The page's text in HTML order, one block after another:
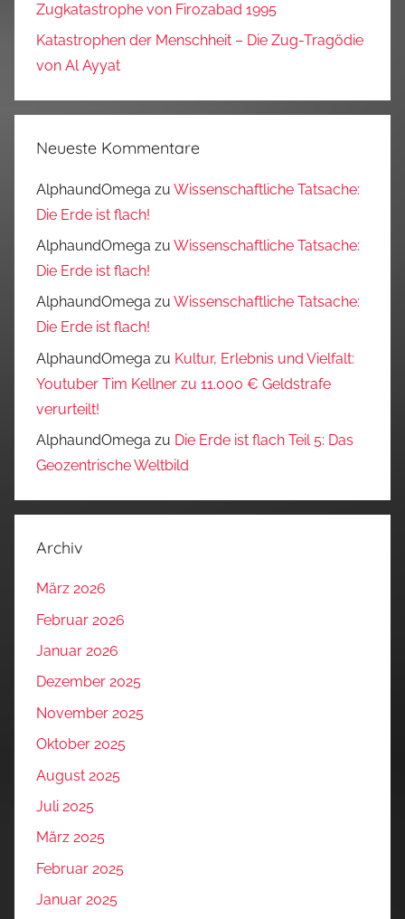
Zugkatastrophe von Firozabad 1995
Katastrophen der Menschheit – Die Zug-Tragödie
von Al Ayyat
Neueste Kommentare
AlphaundOmega zu Wissenschaftliche Tatsache:
Die Erde ist flach!
AlphaundOmega zu Wissenschaftliche Tatsache:
Die Erde ist flach!
AlphaundOmega zu Wissenschaftliche Tatsache:
Die Erde ist flach!
AlphaundOmega zu Kultur, Erlebnis und Vielfalt:
Youtuber Tim Kellner zu 11.000 € Geldstrafe
verurteilt!
AlphaundOmega zu Die Erde ist flach Teil 5: Das
Geozentrische Weltbild
Archiv
März 2026
Februar 2026
Januar 2026
Dezember 2025
November 2025
Oktober 2025
August 2025
Juli 2025
März 2025
Februar 2025
Januar 2025